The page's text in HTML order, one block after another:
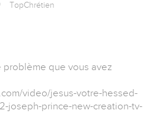
TopChrétien
problème que vous avez
video/jesus-votre-hessed-
joseph-prince-new-creation-tv-